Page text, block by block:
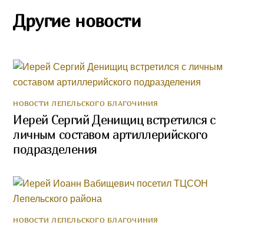
Другие новости
НОВОСТИ ЛЕПЕЛЬСКОГО БЛАГОЧИНИЯ
Иерей Сергий Денищиц встретился с
личным составом артиллерийского
подразделения
НОВОСТИ ЛЕПЕЛЬСКОГО БЛАГОЧИНИЯ